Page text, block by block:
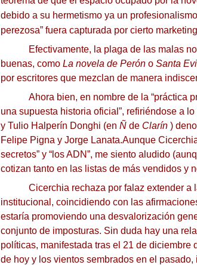
debido a su hermetismo ya un
perezosa” fuera capturada por cierto
Efectivamente, la plaga de las malas
buenas, como La novela de Perón o Santa
por escritores que mezclan de manera
Ahora bien, en nombre de la “práctica
una supuesta historia oficial”, refiriéndose a
y Tulio Halperín Donghi (en Ñ de Clarín )
Felipe Pigna y Jorge Lanata.Aunque
secretos” y “los ADN”, me siento aludido
cotizan tanto en las listas de más vendidos y
Cicerchia rechaza por falaz extender
institucional, coincidiendo con las
estaría promoviendo una desvalorización
conjunto de imposturas. Sin duda hay una
políticas, manifestada tras el 21 de
de hoy y los vientos sembrados en el